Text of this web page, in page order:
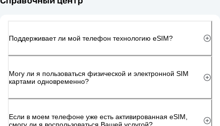
Поддерживает ли мой телефон технологию eSIM?
Могу ли я пользоваться физической и электронной SIM
картами одновременно?
Если в моем телефоне уже есть активированная eSIM,